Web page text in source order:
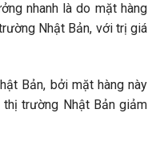
nhanh là do mặt hàng
Nhật Bản, với trị giá
Bản, bởi mặt hàng này
trường Nhật Bản giảm